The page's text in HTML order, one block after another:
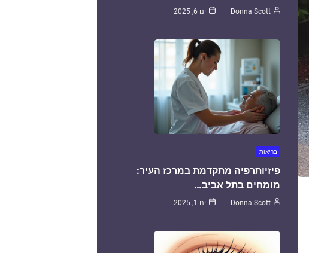
Donna Scott ינו 6, 2025
בריאות
פיזיותרפיה מתקדמת במרכז העיר:
מומחים בתל אביב…
Donna Scott ינו 1, 2025